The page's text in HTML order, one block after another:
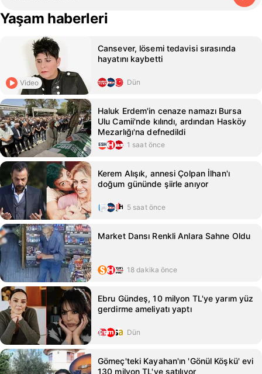
Yaşam haberleri
Video
Cansever, lösemi tedavisi sırasında
hayatını kaybetti
Dün
Haluk Erdem'in cenaze namazı Bursa
Ulu Camii'nde kılındı, ardından Hasköy
Mezarlığı'na defnedildi
1 saat önce
Kerem Alışık, annesi Çolpan İlhan'ı
doğum gününde şiirle anıyor
5 saat önce
Market Dansı Renkli Anlara Sahne Oldu
18 dakika önce
Ebru Gündeş, 10 milyon TL'ye yarım yüz
gerdirme ameliyatı yaptı
Dün
Gömeç'teki Kayahan'ın 'Gönül Köşkü' evi
130 milyon TL'ye satılıyor